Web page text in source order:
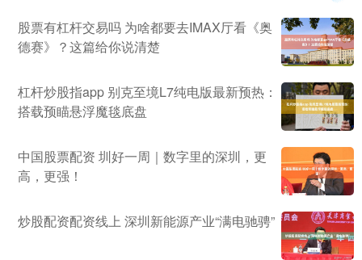
股票有杠杆交易吗 为啥都要去IMAX厅看《奥
德赛》？这篇给你说清楚
杠杆炒股指app 别克至境L7纯电版最新预热：
搭载预瞄悬浮魔毯底盘
中国股票配资 圳好一周｜数字里的深圳，更
高，更强！
炒股配资配资线上 深圳新能源产业“满电驰骋”